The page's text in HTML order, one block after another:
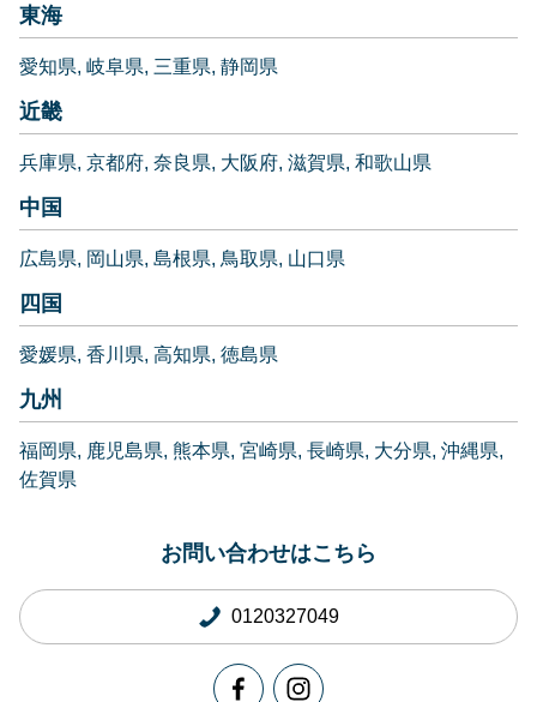
東海
愛知県 岐阜県 三重県 静岡県
近畿
兵庫県 京都府 奈良県 大阪府 滋賀県 和歌山県
中国
広島県 岡山県 島根県 鳥取県 山口県
四国
愛媛県 香川県 高知県 徳島県
九州
福岡県 鹿児島県 熊本県 宮崎県 長崎県 大分県 沖縄県
佐賀県
お問い合わせはこちら
0120327049